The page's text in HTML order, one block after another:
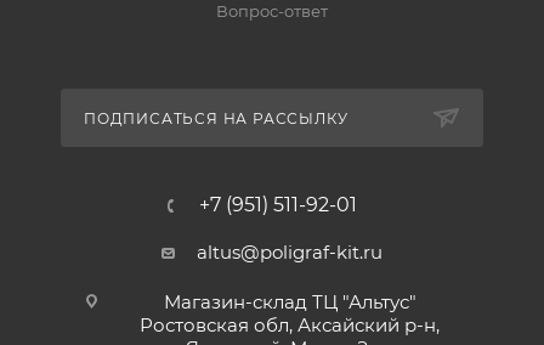
Вопрос-ответ
ПОДПИСАТЬСЯ НА РАССЫЛКУ
+7 (951) 511-92-01
altus@poligraf-kit.ru
Магазин-склад ТЦ "Альтус"
Ростовская обл, Аксайский р-н,